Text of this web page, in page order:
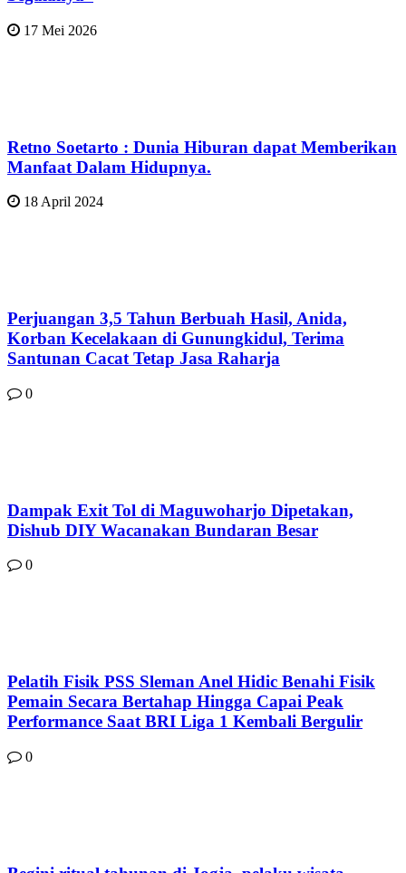
17 Mei 2026
Retno Soetarto : Dunia Hiburan dapat Memberikan
Manfaat Dalam Hidupnya.
18 April 2024
Perjuangan 3,5 Tahun Berbuah Hasil, Anida,
Korban Kecelakaan di Gunungkidul, Terima
Santunan Cacat Tetap Jasa Raharja
0
Dampak Exit Tol di Maguwoharjo Dipetakan,
Dishub DIY Wacanakan Bundaran Besar
0
Pelatih Fisik PSS Sleman Anel Hidic Benahi Fisik
Pemain Secara Bertahap Hingga Capai Peak
Performance Saat BRI Liga 1 Kembali Bergulir
0